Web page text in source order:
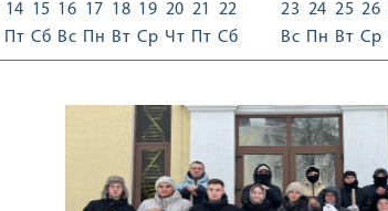
14
Пт
15
Сб
16
Вс
17
Пн
18
Вт
19
Ср
20
Чт
21
Пт
22
Сб
23
Вс
24
Пн
25
Вт
26
Ср